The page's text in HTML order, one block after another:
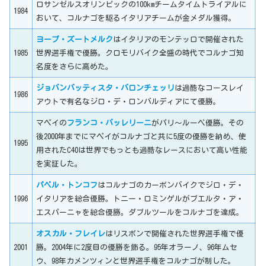
1984
ロサンゼルスオリンピックの100kmチームタイムトライアルに
おいて、コルナゴを駆るイタリアチームが金メダル獲得。
1985
ヨープ・ズートメルクはイタリアのモンテッロで開催された
世界選手権で優勝。クロモリバイク全盛の時代でコルナゴ知
名度をさらに高めた。
1986
ジョバンバッティスタ・バロンチェッリは過酷なコースレイ
アウトで有名なジロ・デ・ロンバルディアにて優勝。
1995
マペイのフランコ・バッレリーニがパリ～ルーベ優勝。その
後2000年までにマペイがコルナゴと共に5度の優勝を納め、使
用されたC40は世界でもっとも過酷なレースにおいて高い性能
を実証した。
1996
パベル・トンコフはコルナゴのカーボンバイクでジロ・デ・
イタリアを総合優勝。トニー・ロミンゲルがブエルタ・ア・
エスパーニャを総合優勝。ダブルツールをコルナゴを達成。
2001
オスカル・フレイレはリスボンで開催された世界選手権で優
勝。2004年に2度目の優勝を飾る。95年オラーノ、96年ムセ
ウ、98年カメンツィンと世界選手権をコルナゴが制した。